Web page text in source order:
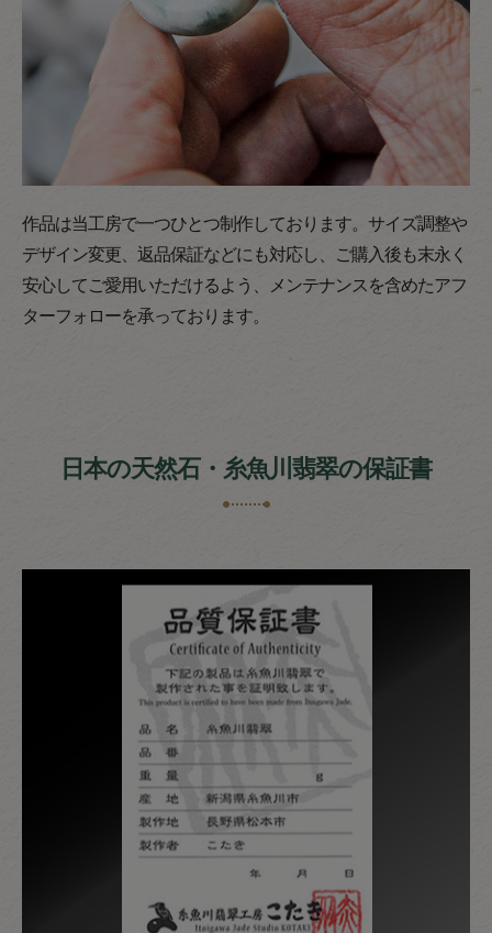
作品は当工房で一つひとつ制作しております。サイズ調整や
デザイン変更、返品保証などにも対応し、ご購入後も末永く
安心してご愛用いただけるよう、メンテナンスを含めたアフ
ターフォローを承っております。
日本の天然石・糸魚川翡翠の保証書